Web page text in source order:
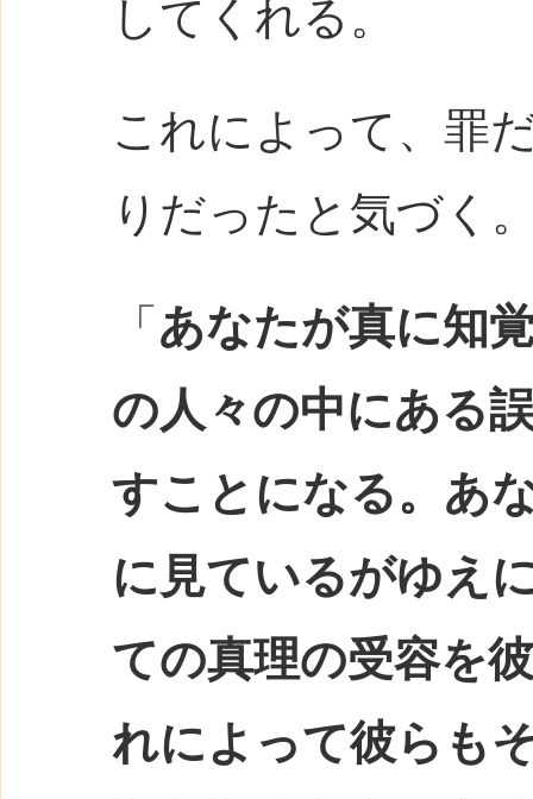
してくれる。
これによって、罪
りだったと気づく
「 あなたが真に知
の人々の中にある
すことになる。あ
に見ているがゆえ
ての真理の受容を
れによって彼らも